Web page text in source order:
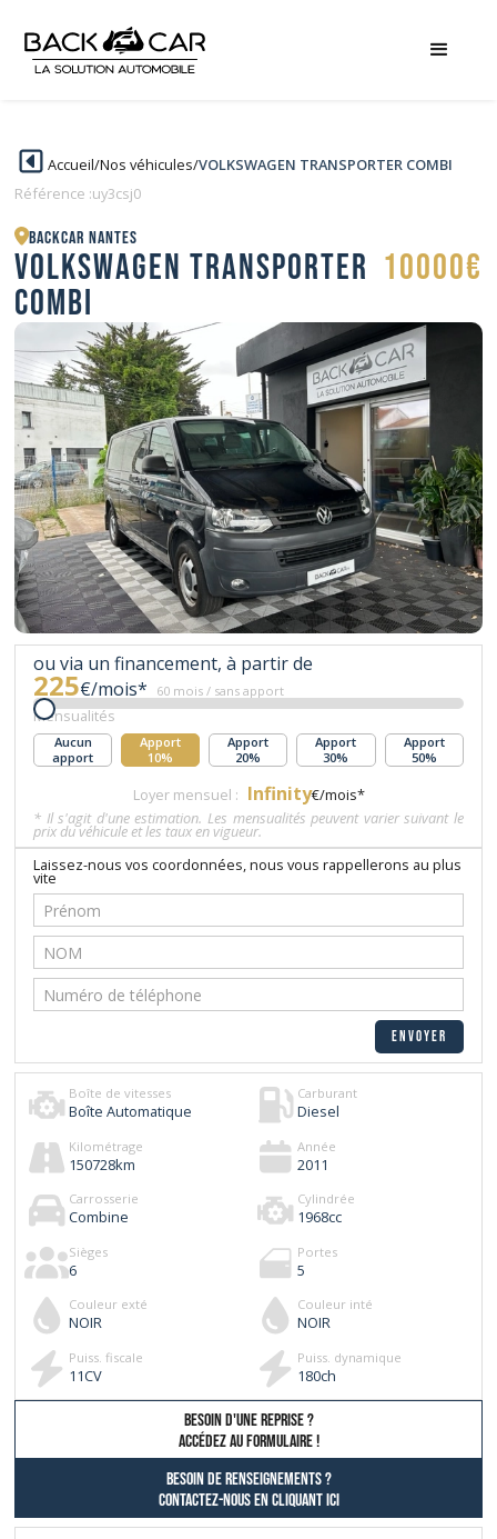
Accueil/Nos véhicules/VOLKSWAGEN TRANSPORTER COMBI
Référence :uy3csj0
BACKCAR Nantes
VOLKSWAGEN TRANSPORTER
COMBI
10000€
ou via un financement, à partir de
225€/mois* 60 mois / sans apport
Mensualités
Aucun
apport
Apport
10%
Apport
20%
Apport
30%
Apport
50%
Loyer mensuel : Infinity€/mois*
* Il s'agit d'une estimation. Les mensualités peuvent varier suivant le
prix du véhicule et les taux en vigueur.
Laissez-nous vos coordonnées, nous vous rappellerons au plus
vite
Boîte de vitesses
Boîte Automatique
Carburant
Diesel
Kilométrage
150728km
Année
2011
Carrosserie
Combine
Cylindrée
1968cc
Sièges
6
Portes
5
Couleur exté
NOIR
Couleur inté
NOIR
Puiss. fiscale
11CV
Puiss. dynamique
180ch
besoin d'une reprise ?
AccÉdez au formulaire !
Besoin de renseignements ?
contactez-nous en cliquant ici